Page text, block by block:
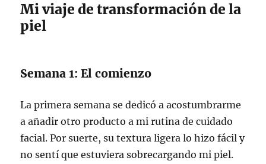
Mi viaje de transformación de la
piel
Semana 1: El comienzo
La primera semana se dedicó a acostumbrarme
a añadir otro producto a mi rutina de cuidado
facial. Por suerte, su textura ligera lo hizo fácil y
no sentí que estuviera sobrecargando mi piel.